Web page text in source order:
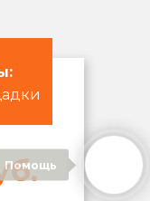
Помощь